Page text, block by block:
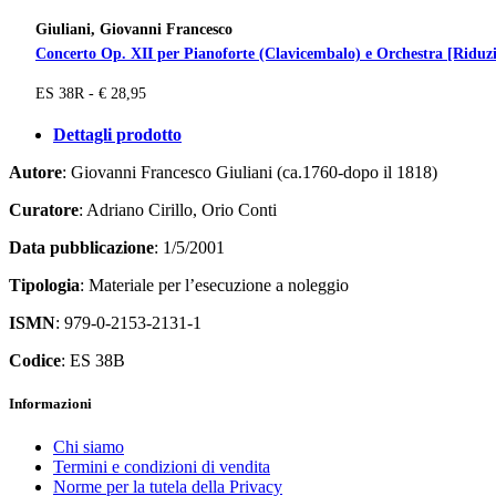
Giuliani, Giovanni Francesco
Concerto Op. XII per Pianoforte (Clavicembalo) e Orchestra
ES 38R - € 28,95
Dettagli prodotto
Autore: Giovanni Francesco Giuliani (ca.1760-dopo il 1818)
Curatore: Adriano Cirillo, Orio Conti
Data pubblicazione: 1/5/2001
Tipologia: Materiale per l’esecuzione a noleggio
ISMN: 979-0-2153-2131-1
Codice: ES 38B
Informazioni
Chi siamo
Termini e condizioni di vendita
Norme per la tutela della Privacy